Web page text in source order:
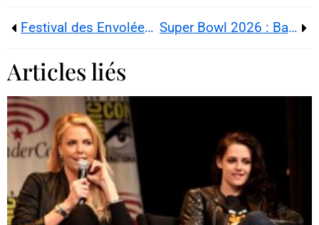
Festival des Envolées Lyriques 2026, un pari vibrant : Spinoza en musique, opéra et guitare à la fac Super Bowl 2026 : Bad Bunny fait surgir Ricky Martin à la mi-temps, le stade explose
Articles liés